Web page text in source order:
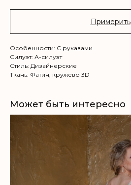
Примерить
Особенности: C рукавами
Силуэт: А-силуэт
Стиль: Дизайнерские
Ткань: Фатин, кружево 3D
Может быть интересно